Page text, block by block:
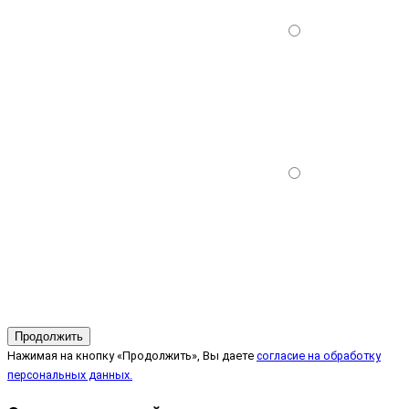
Продолжить
Нажимая на кнопку «Продолжить», Вы даете согласие на обработку
персональных данных.